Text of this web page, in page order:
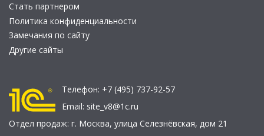
Стать партнером
Политика конфиденциальности
Замечания по сайту
Другие сайты
Телефон: +7 (495) 737-92-57
Email: site_v8@1c.ru
Отдел продаж: г. Москва, улица Селезнёвская, дом 21